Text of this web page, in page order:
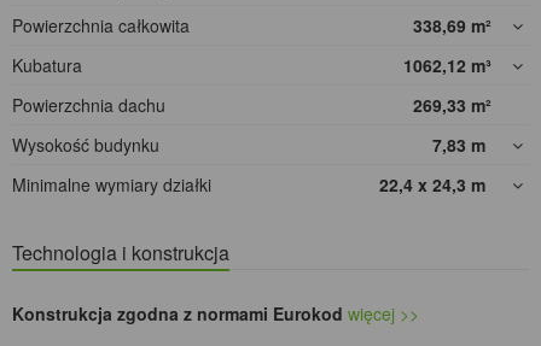
Powierzchnia całkowita
338,69 m²
Kubatura
1062,12 m³
Powierzchnia dachu
269,33 m²
Wysokość budynku
7,83 m
Minimalne wymiary działki
22,4 x 24,3 m
Technologia i konstrukcja
Konstrukcja zgodna z normami Eurokod więcej >>